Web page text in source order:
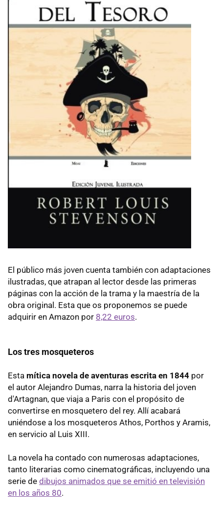
El público más joven cuenta también con adaptaciones
ilustradas, que atrapan al lector desde las primeras
páginas con la acción de la trama y la maestría de la
obra original. Esta que os proponemos se puede
adquirir en Amazon por 8,22 euros.
Los tres mosqueteros
Esta mítica novela de aventuras escrita en 1844 por
el autor Alejandro Dumas, narra la historia del joven
d'Artagnan, que viaja a Paris con el propósito de
convertirse en mosquetero del rey. Allí acabará
uniéndose a los mosqueteros Athos, Porthos y Aramis,
en servicio al Luis XIII.
La novela ha contado con numerosas adaptaciones,
tanto literarias como cinematográficas, incluyendo una
serie de dibujos animados que se emitió en televisión
en los años 80.